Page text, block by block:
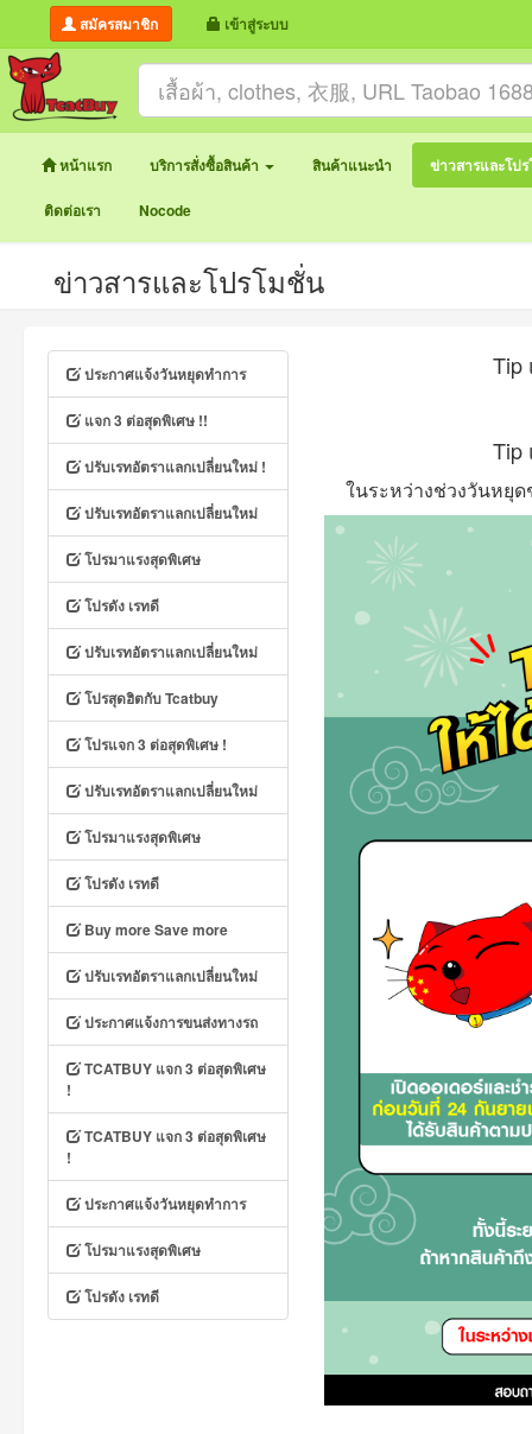
สมัครสมาชิก เข้าสู่ระบบ
หน้าแรก บริการสั่งซื้อสินค้า สินค้าแนะนำ ข่าวสารและโป
ติดต่อเรา Nocode
ข่าวสารและโปรโมชั่น
ประกาศแจ้งวันหยุดทำการ
แจก 3 ต่อสุดพิเศษ !!
ปรับเรทอัตราแลกเปลี่ยนใหม่ !
ปรับเรทอัตราแลกเปลี่ยนใหม่
โปรมาแรงสุดพิเศษ
โปรดัง เรทดี
ปรับเรทอัตราแลกเปลี่ยนใหม่
โปรสุดฮิตกับ Tcatbuy
โปรแจก 3 ต่อสุดพิเศษ !
ปรับเรทอัตราแลกเปลี่ยนใหม่
โปรมาแรงสุดพิเศษ
โปรดัง เรทดี
Buy more Save more
ปรับเรทอัตราแลกเปลี่ยนใหม่
ประกาศแจ้งการขนส่งทางรถ
TCATBUY แจก 3 ต่อสุดพิเศษ
!
TCATBUY แจก 3 ต่อสุดพิเศษ
!
ประกาศแจ้งวันหยุดทำการ
โปรมาแรงสุดพิเศษ
โปรดัง เรทดี
Tip
Tip
ในระหว่างช่วงวันหยุ